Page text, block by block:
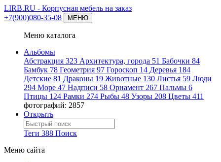
LIRB.RU - Корпусная мебель на заказ
+7(900)080-35-08
МЕНЮ
Меню каталога
Альбомы
Абстракция 323 Архитектура, города 51 Бабочки 84
Бамбук 78 Геометрия 97 Гороскоп 14 Деревья 184
Детские 81 Драконы 19 Животные 130 Листья 59 Люди
294 Море 47 Надписи 58 Орнамент 267 Пальмы 6
Птицы 124 Рамки 274 Рыбы 48 Узоры 208 Цветы 411
фотографий: 2857
Открыть
Теги 388 Поиск
Меню сайта